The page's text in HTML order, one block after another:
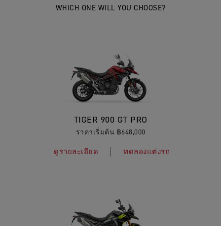
WHICH ONE WILL YOU CHOOSE?
TIGER 900 GT PRO
ราคาเริ่มต้น ฿648,000
ดูรายละเอียด ทดลองแต่งรถ